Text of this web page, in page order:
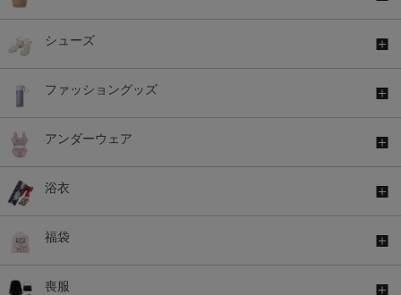
シューズ
ファッショングッズ
アンダーウェア
浴衣
福袋
喪服